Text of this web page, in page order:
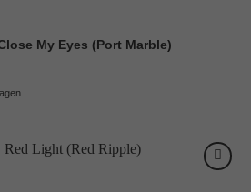
My Eyes (Port Marble)